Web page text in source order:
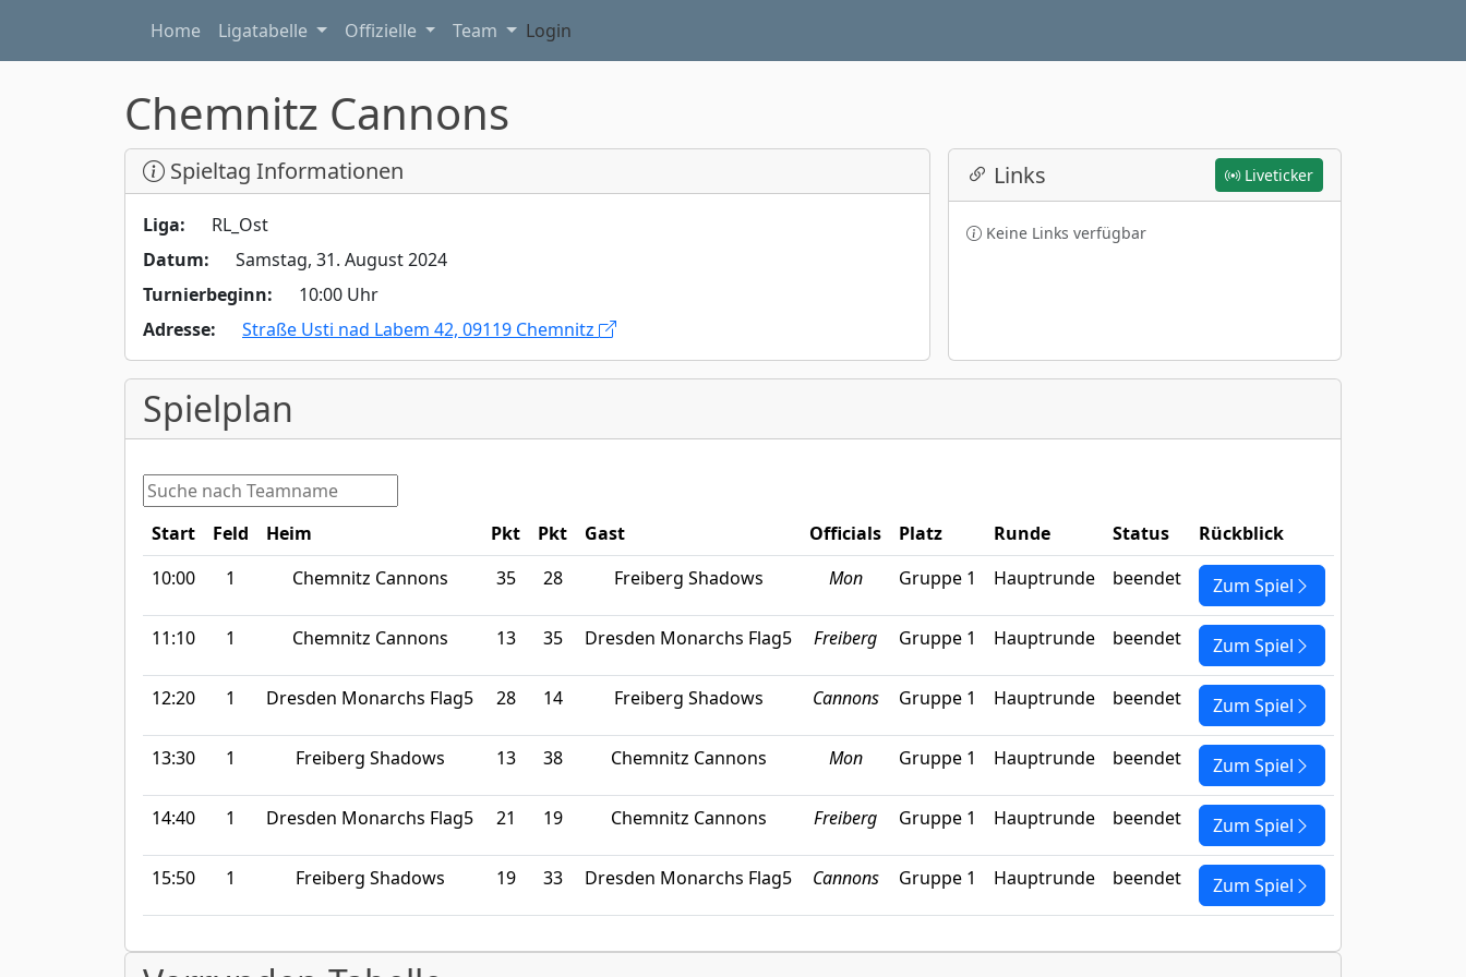
Home Ligatabelle Offizielle Team Login
Chemnitz Cannons
Spieltag Informationen
Liga:
RL_Ost
Datum:
Samstag, 31. August 2024
Turnierbeginn:
10:00 Uhr
Adresse:
Straße Usti nad Labem 42, 09119 Chemnitz
Links Liveticker
Keine Links verfügbar
Spielplan
Start Feld Heim Pkt Pkt Gast Officials Platz Runde Status
Rückblick
10:00
1 Chemnitz Cannons 35 28 Freiberg Shadows Mon Gruppe 1 Hauptrunde beendet Zum Spiel
11:10 1 Chemnitz Cannons 13 35 Dresden Monarchs Flag5 Freiberg Gruppe 1 Hauptrunde beendet Zum Spiel
12:20 1 Dresden Monarchs Flag5 28 14 Freiberg Shadows Cannons Gruppe 1 Hauptrunde beendet Zum Spiel
13:30 1 Freiberg Shadows 13 38 Chemnitz Cannons Mon Gruppe 1 Hauptrunde beendet Zum Spiel
14:40 1 Dresden Monarchs Flag5 21 19 Chemnitz Cannons Freiberg Gruppe 1 Hauptrunde beendet Zum Spiel
15:50 1 Freiberg Shadows 19 33 Dresden Monarchs Flag5 Cannons Gruppe 1 Hauptrunde beendet Zum Spiel